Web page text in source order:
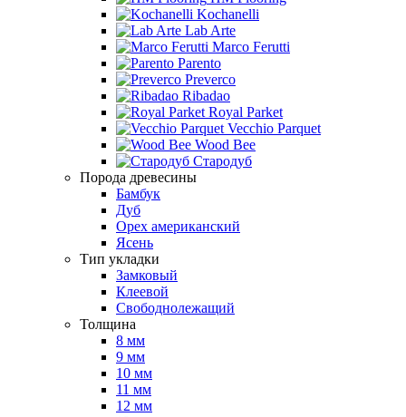
Kochanelli
Lab Arte
Marco Ferutti
Parento
Preverco
Ribadao
Royal Parket
Vecchio Parquet
Wood Bee
Стародуб
Порода древесины
Бамбук
Дуб
Орех американский
Ясень
Тип укладки
Замковый
Клеевой
Свободнолежащий
Толщина
8 мм
9 мм
10 мм
11 мм
12 мм